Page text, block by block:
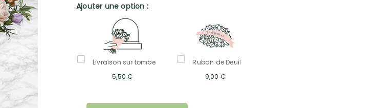
Ajouter une option :
Livraison sur tombe
5,50 €
Ruban de Deuil
9,00 €